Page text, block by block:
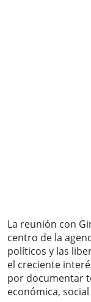
La reunión con
centro de la
políticos y las
el creciente
por documentar
económica,